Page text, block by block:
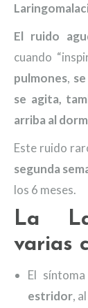
El ruido
cuando
pulmones,
se agita,
arriba al
Este ruido
segunda
los 6 meses.
La
varias
El
estridor,